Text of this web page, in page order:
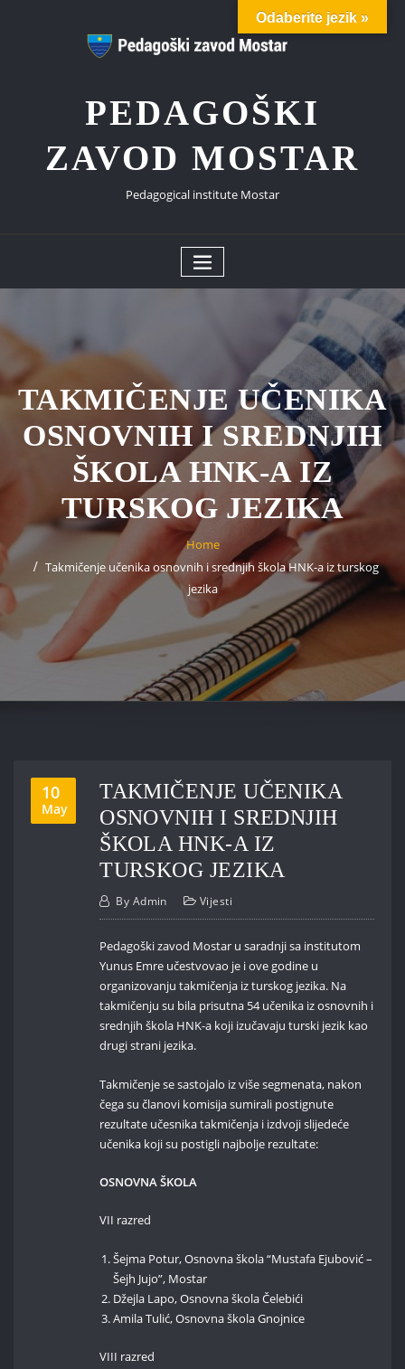
PEDAGOŠKI
ZAVOD MOSTAR
Pedagogical institute Mostar
TAKMIČENJE UČENIKA
OSNOVNIH I SREDNJIH
ŠKOLA HNK-A IZ
TURSKOG JEZIKA
Home
Takmičenje učenika osnovnih i srednjih škola HNK-a iz turskog
jezika
10
May
TAKMIČENJE UČENIKA
OSNOVNIH I SREDNJIH
ŠKOLA HNK-A IZ
TURSKOG JEZIKA
By Admin Vijesti
Pedagoški zavod Mostar u saradnji sa institutom
Yunus Emre učestvovao je i ove godine u
organizovanju takmičenja iz turskog jezika. Na
takmičenju su bila prisutna 54 učenika iz osnovnih i
srednjih škola HNK-a koji izučavaju turski jezik kao
drugi strani jezika.
Takmičenje se sastojalo iz više segmenata, nakon
čega su članovi komisija sumirali postignute
rezultate učesnika takmičenja i izdvoji slijedeće
učenika koji su postigli najbolje rezultate:
OSNOVNA ŠKOLA
VII razred
Šejma Potur, Osnovna škola “Mustafa Ejubović –
Šejh Jujo”, Mostar
Džejla Lapo, Osnovna škola Čelebići
Amila Tulić, Osnovna škola Gnojnice
VIII razred
Odaberite jezik »